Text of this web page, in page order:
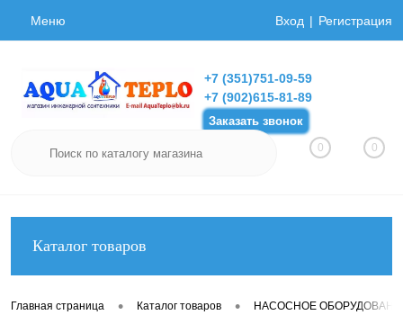
Меню Вход Регистрация
+7 (351)751-09-59
+7 (902)615-81-89
Заказать звонок
0 0
Каталог товаров
Главная страница • Каталог товаров • НАСОСНОЕ